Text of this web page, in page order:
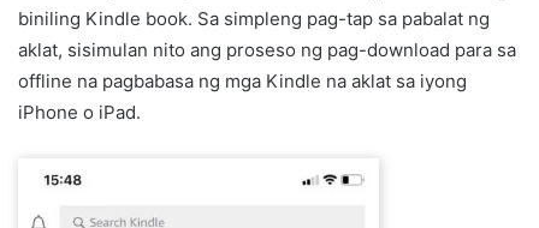
biniling Kindle book. Sa simpleng pag-tap sa pabalat ng
aklat, sisimulan nito ang proseso ng pag-download para sa
offline na pagbabasa ng mga Kindle na aklat sa iyong
iPhone o iPad.